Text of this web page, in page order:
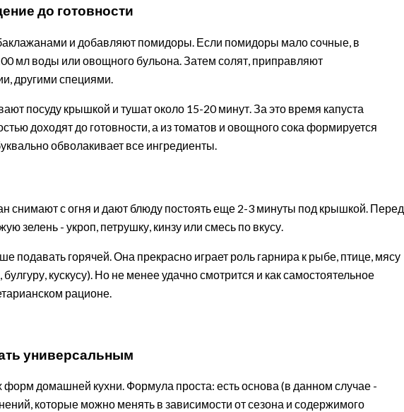
до готовности
и добавляют помидоры. Если помидоры мало сочные, в
мл воды или овощного бульона. Затем солят, приправляют
другими специями.
посуду крышкой и тушат около 15-20 минут. За это время капуста
доходят до готовности, а из томатов и овощного сока формируется
обволакивает все ингредиенты.
снимают с огня и дают блюду постоять еще 2-3 минуты под крышкой. Перед
зелень - укроп, петрушку, кинзу или смесь по вкусу.
подавать горячей. Она прекрасно играет роль гарнира к рыбе, птице, мясу
кускусу). Но не менее удачно смотрится и как самостоятельное
рационе.
универсальным
домашней кухни. Формула проста: есть основа (в данном случае -
которые можно менять в зависимости от сезона и содержимого